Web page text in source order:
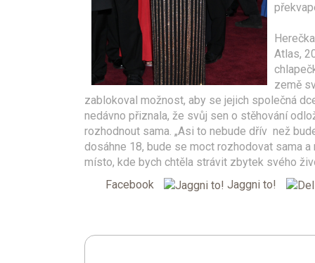
Atlas,
země
zablokoval možnost, aby se jejich společná
nedávno přiznala, že svůj sen o stěhování
rozhodnout sama. „Asi to nebude dřív než
dosáhne 18, bude se moct rozhodovat sama
místo, kde bych chtěla strávit zbytek svého
Facebook
Jaggni to!